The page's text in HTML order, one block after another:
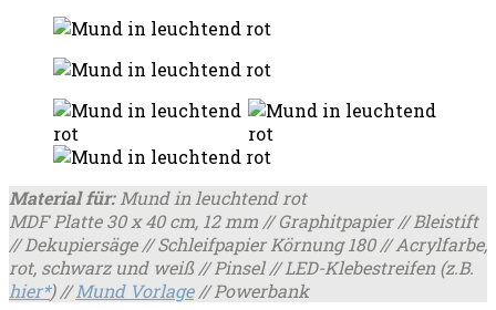
Material für: Mund in leuchtend rot
MDF Platte 30 x 40 cm, 12 mm // Graphitpapier // Bleistift
// Dekupiersäge // Schleifpapier Körnung 180// Acrylfarbe,
rot, schwarz und weiß // Pinsel//LED-Klebestreifen (z.B.
hier*) //Mund Vorlage //Powerbank